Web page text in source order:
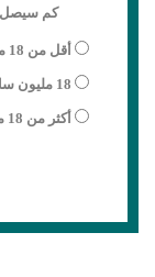
كم سيصل
أقل من 18 مليون سائح
18 مليون سائح
أكثر من 18 مليون سائح